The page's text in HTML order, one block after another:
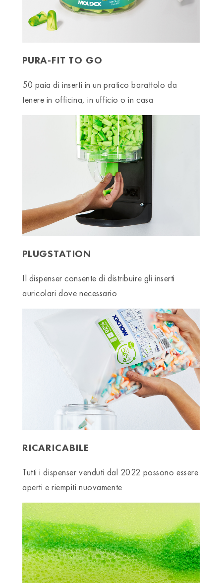
PURA-FIT TO GO
50 paia di inserti in un pratico barattolo da
tenere in officina, in ufficio o in casa
PLUGSTATION
Il dispenser consente di distribuire gli inserti
auricolari dove necessario
RICARICABILE
Tutti i dispenser venduti dal 2022 possono essere
aperti e riempiti nuovamente